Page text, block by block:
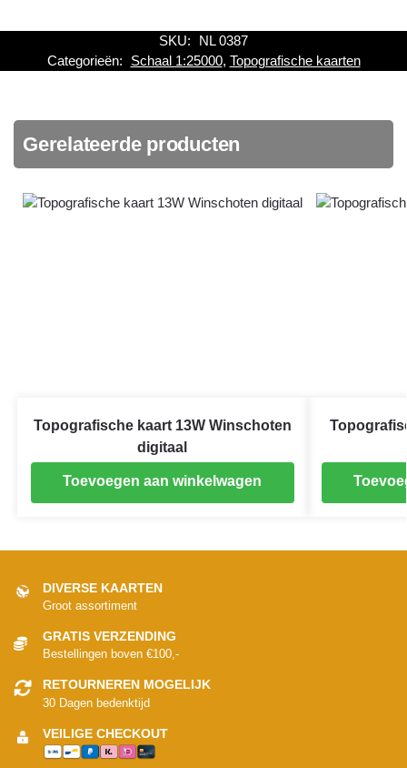
SKU:
NL 0387
Categorieën:
Schaal 1:25000, Topografische kaarten
Gerelateerde producten
Topografische kaart 13W Winschoten
digitaal
Toevoegen aan winkelwagen
DIVERSE KAARTEN
Groot assortiment
GRATIS VERZENDING
Bestellingen boven €100,-
RETOURNEREN MOGELIJK
30 Dagen bedenktijd
VEILIGE CHECKOUT